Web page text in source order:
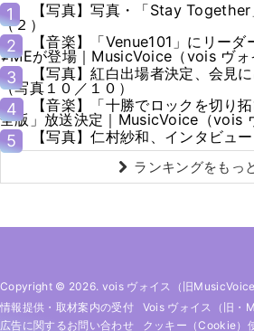
1
【写真】写真・「Stay
（２）
2
【音楽】「Venue101」にリー
≠MEが登場｜MusicVoice（vois ヴォ
3
【写真】紅白出場者決定、会見
（写真１０／１０）
4
【音楽】「十勝でロックを切り
全版」放送決定｜MusicVoice（vois
5
【写真】仁村紗和、インタビュー
ランキングをもっ
Copyright © 2026. vois ヴォイス（旧MusicVoice
情報提供・取材案内の受付
Vois ヴォイス（旧・
広告に関するお問い合わせ
クッキー（cookie）